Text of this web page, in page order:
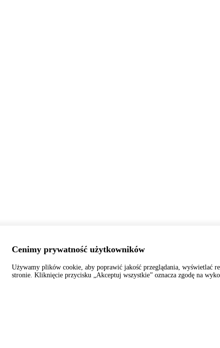
Cenimy prywatność użytkowników
Używamy plików cookie, aby poprawić jakość przeglądania, wyświetlać
stronie. Kliknięcie przycisku „Akceptuj wszystkie” oznacza zgodę na